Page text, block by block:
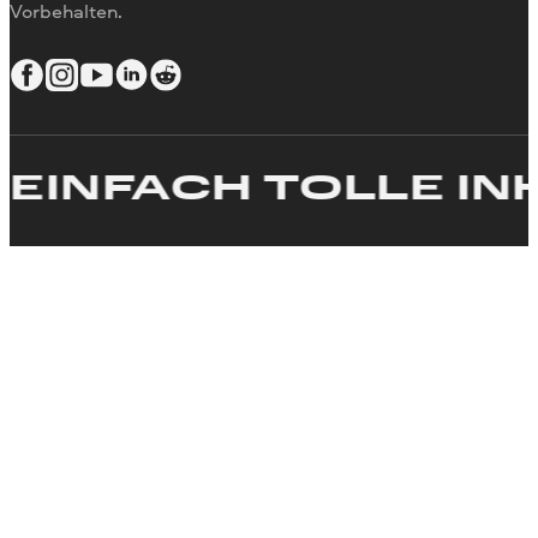
Video erstellen
Vorbehalten.
TOLLE